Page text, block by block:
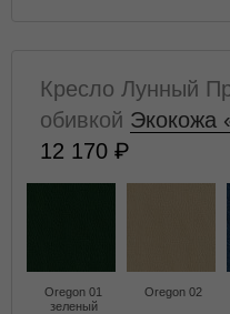
Кресло Лунный
обивкой Экокожа
12 170
Oregon 01
зеленый
Oregon 02